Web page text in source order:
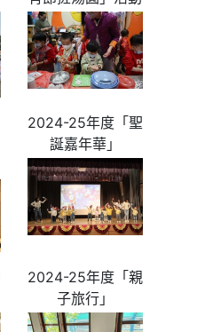
2024-25年度「聖
誕嘉年華」
2024-25年度「親
子旅行」